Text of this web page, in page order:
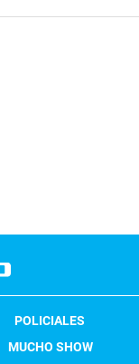
POLICIALES
MUCHO SHOW